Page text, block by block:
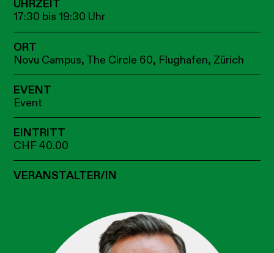
UHRZEIT
17:30 bis 19:30 Uhr
ORT
Novu Campus, The Circle 60, Flughafen, Zürich
EVENT
Event
EINTRITT
CHF 40.00
VERANSTALTER/IN